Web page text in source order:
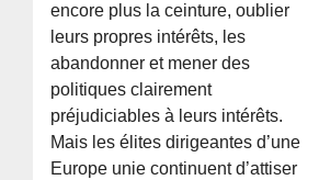
encore plus la ceinture, oublier
leurs propres intérêts, les
abandonner et mener des
politiques clairement
préjudiciables à leurs intérêts.
Mais les élites dirigeantes d’une
Europe unie continuent d’attiser